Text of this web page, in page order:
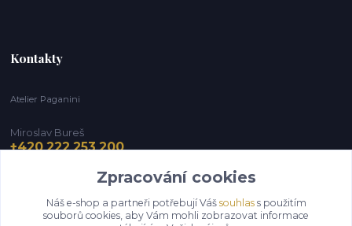
Kontakty
Atelier Paganini
Miroslav Bureš
+420 222 253 200
info@paganini.czZpracování cookies
Náš e-shop a partneři potřebují Váš souhlass použitím
souborů cookies, aby Vám mohli zobrazovat informace